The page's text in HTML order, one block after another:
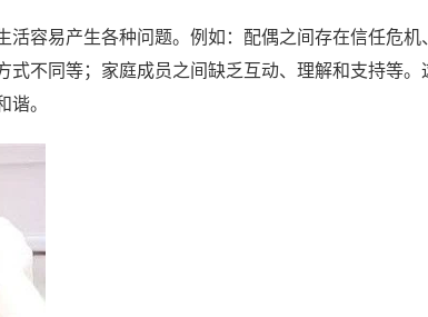
容易产生各种问题。例如：配偶之间存在信任危机
不同等；家庭成员之间缺乏互动、理解和支持等。
谐。